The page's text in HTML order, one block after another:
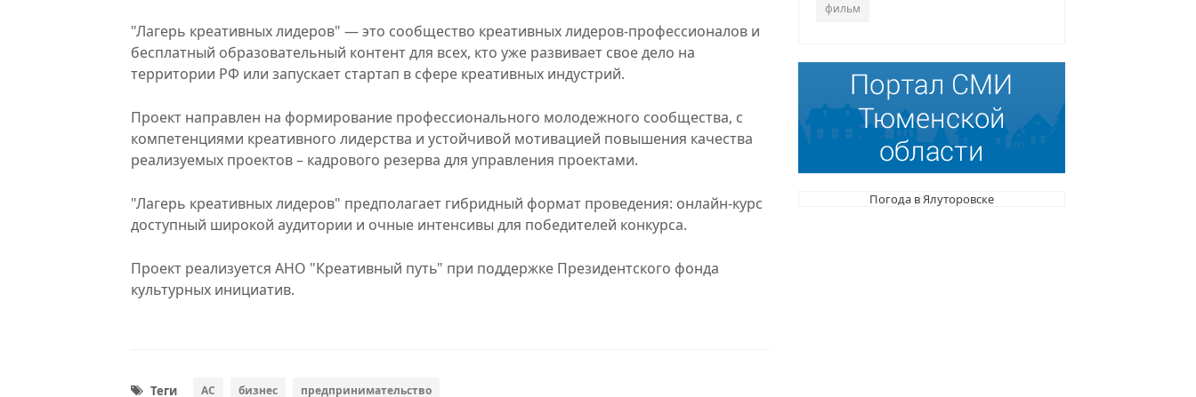
"Лагерь креативных лидеров" — это сообщество креативных лидеров-профессионалов и
бесплатный образовательный контент для всех, кто уже развивает свое дело на
территории РФ или запускает стартап в сфере креативных индустрий.
Проект направлен на формирование профессионального молодежного сообщества, с
компетенциями креативного лидерства и устойчивой мотивацией повышения качества
реализуемых проектов – кадрового резерва для управления проектами.
"Лагерь креативных лидеров" предполагает гибридный формат проведения: онлайн-курс
доступный широкой аудитории и очные интенсивы для победителей конкурса.
Проект реализуется АНО "Креативный путь" при поддержке Президентского фонда
культурных инициатив.
Теги АС бизнес предпринимательство
фильм
Погода в Ялуторовске